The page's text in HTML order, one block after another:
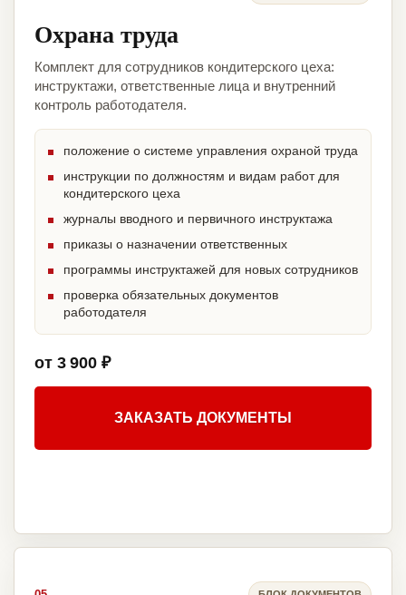
Охрана труда
Комплект для сотрудников кондитерского цеха:
инструктажи, ответственные лица и внутренний
контроль работодателя.
положение о системе управления охраной труда
инструкции по должностям и видам работ для
кондитерского цеха
журналы вводного и первичного инструктажа
приказы о назначении ответственных
программы инструктажей для новых сотрудников
проверка обязательных документов
работодателя
от 3 900 ₽
ЗАКАЗАТЬ ДОКУМЕНТЫ